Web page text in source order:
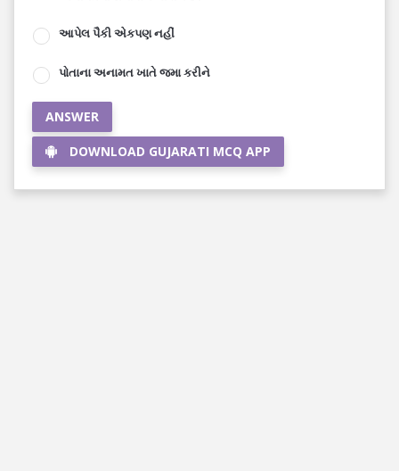
આપેલ પૈકી એકપણ નહીં
પોતાના અનામત ખાતે જમા કરીને
ANSWER
DOWNLOAD GUJARATI MCQ APP